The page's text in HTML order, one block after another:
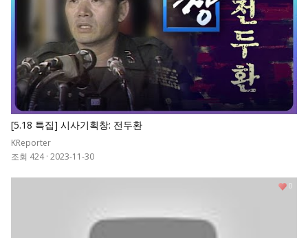
[5.18 특집] 시사기획창: 전두환
KReporter
조회 424 · 2023-11-30
0